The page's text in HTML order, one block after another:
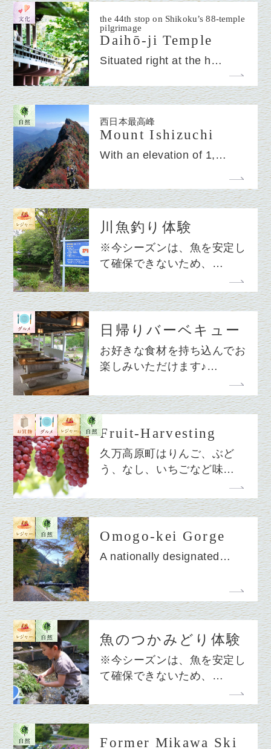
the 44th stop on Shikoku’s 88-temple
pilgrimage
Daihō-ji Temple
Situated right at the h…
西日本最高峰
Mount Ishizuchi
With an elevation of 1,…
川魚釣り体験
※今シーズンは、魚を安定し
て確保できないため、…
日帰りバーベキュー
お好きな食材を持ち込んでお
楽しみいただけます♪…
Fruit-Harvesting
久万高原町はりんご、ぶど
う、なし、いちごなど味…
Omogo-kei Gorge
A nationally designated…
魚のつかみどり体験
※今シーズンは、魚を安定し
て確保できないため、…
Former Mikawa Ski